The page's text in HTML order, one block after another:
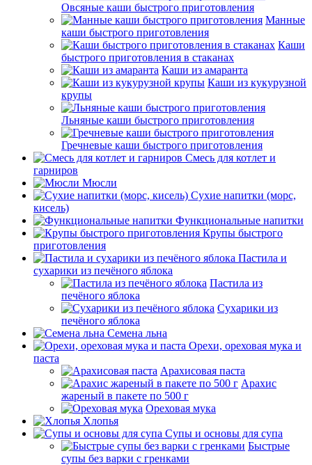
Овсяные каши быстрого приготовления
Манные
каши быстрого приготовления
Каши
быстрого приготовления в стаканах
Каши из амаранта
Каши из кукурузной
крупы
Льняные каши быстрого приготовления
Гречневые каши быстрого приготовления
Смесь для котлет и
гарниров
Мюсли
Сухие напитки (морс,
кисель)
Функциональные напитки
Крупы быстрого
приготовления
Пастила и
сухарики из печёного яблока
Пастила из
печёного яблока
Сухарики из
печёного яблока
Семена льна
Орехи, ореховая мука и
паста
Арахисовая паста
Арахис
жареный в пакете по 500 г
Ореховая мука
Хлопья
Супы и основы для супа
Быстрые
супы без варки с гренками